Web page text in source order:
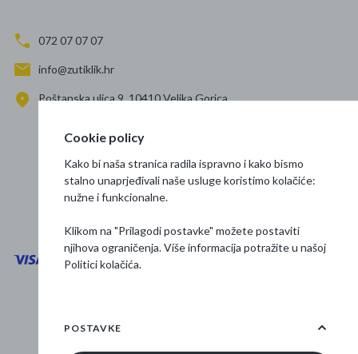
072 07 07 07
info@zutiklik.hr
Poštanska ulica 9, 10410 Velika Gorica
Prati nas
Osnovne informacije
Cookie policy
Kako bi naša stranica radila ispravno i kako bismo
stalno unaprjeđivali naše usluge koristimo kolačiće:
nužne i funkcionalne.
Klikom na "Prilagodi postavke" možete postaviti
njihova ograničenja. Više informacija potražite u našoj
Politici kolačića.
POSTAVKE